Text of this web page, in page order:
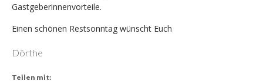
Gastgeberinnenvorteile.
Einen schönen Restsonntag wünscht Euch
Dörthe
Teilen mit: